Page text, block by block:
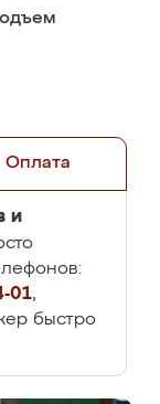
Оплата
и
01,
быстро